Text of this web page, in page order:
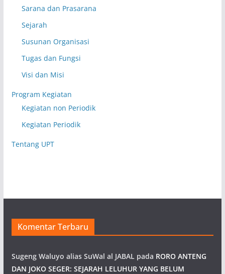
Sarana dan Prasarana
Sejarah
Susunan Organisasi
Tugas dan Fungsi
Visi dan Misi
Program Kegiatan
Kegiatan non Periodik
Kegiatan Periodik
Tentang UPT
Komentar Terbaru
Sugeng Waluyo alias SuWal al JABAL pada RORO ANTENG
DAN JOKO SEGER: SEJARAH LELUHUR YANG BELUM